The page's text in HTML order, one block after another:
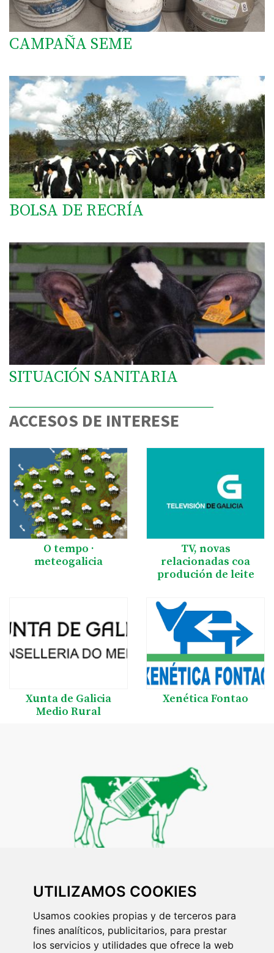
UTILIZAMOS COOKIES
Usamos cookies propias y de terceros para
fines analíticos, publicitarios, para prestar
los servicios y utilidades que ofrece la web
CAMPAÑA SEME
BOLSA DE RECRÍA
SITUACIÓN SANITARIA
ACCESOS DE INTERESE
O tempo ·
meteogalicia
TV, novas
relacionadas coa
produción de leite
Xunta de Galicia
Medio Rural
Xenética Fontao
AFRICOR LUGO
Asociación Provincial de Gandeiros de Lugo para o
Control de Rendementos